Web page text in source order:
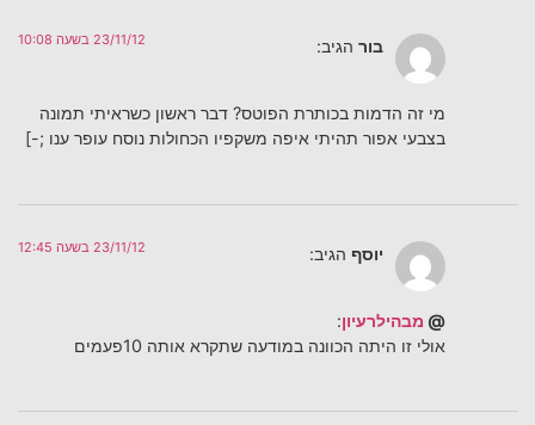
בור הגיב: 23/11/12 בשעה 10:08
מי זה הדמות בכותרת הפוטס? דבר ראשון כשראיתי תמונה
בצבעי אפור תהיתי איפה משקפיו הכחולות נוסח עופר ענו ;-]
יוסף הגיב: 23/11/12 בשעה 12:45
@ מבהילרעיון:
אולי זו היתה הכוונה במודעה שתקרא אותה 10פעמים